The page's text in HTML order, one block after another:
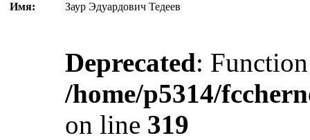
Имя: Заур Эдуардович Тедеев
Deprecated:
/home/p5314/
on line 319